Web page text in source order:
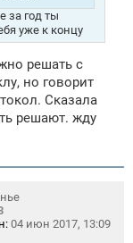
за год ты
уже к концу
решать с
но говорит
Сказала
решают. жду
04 июн 2017, 13:09